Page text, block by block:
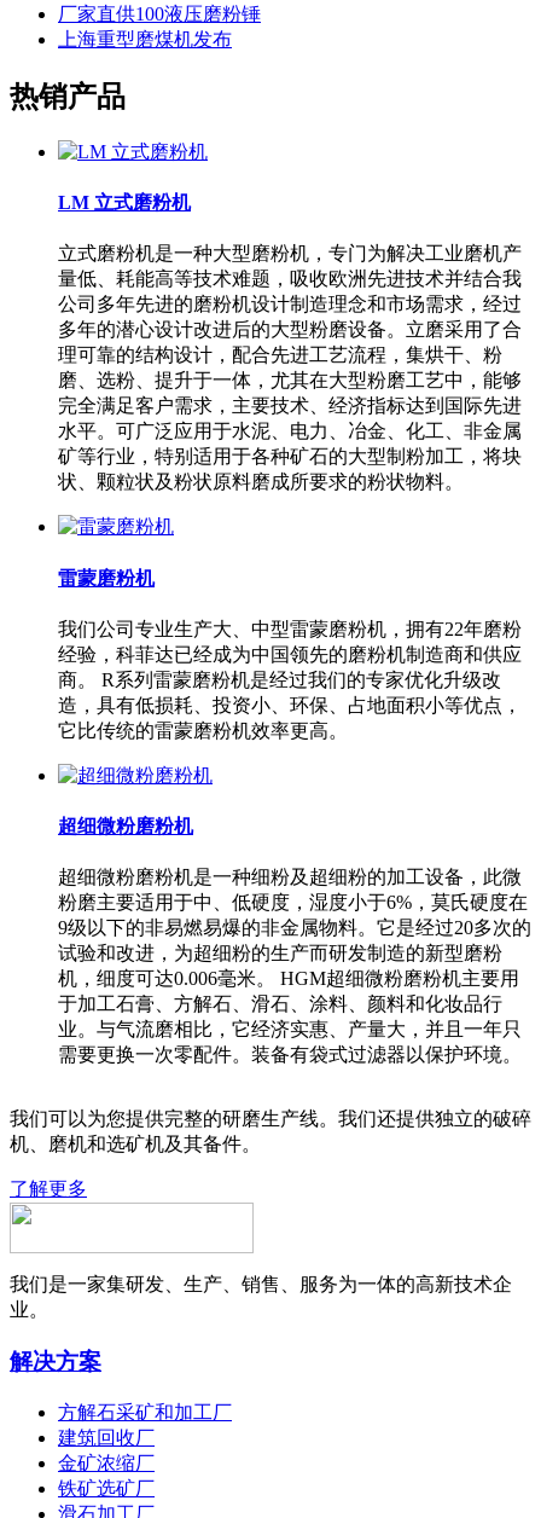
厂家直供100液压磨粉锤
上海重型磨煤机发布
热销产品
LM 立式磨粉机
立式磨粉机是一种大型磨粉机，专门为解决工业磨机产
量低、耗能高等技术难题，吸收欧洲先进技术并结合我
公司多年先进的磨粉机设计制造理念和市场需求，经过
多年的潜心设计改进后的大型粉磨设备。立磨采用了合
理可靠的结构设计，配合先进工艺流程，集烘干、粉
磨、选粉、提升于一体，尤其在大型粉磨工艺中，能够
完全满足客户需求，主要技术、经济指标达到国际先进
水平。可广泛应用于水泥、电力、冶金、化工、非金属
矿等行业，特别适用于各种矿石的大型制粉加工，将块
状、颗粒状及粉状原料磨成所要求的粉状物料。
雷蒙磨粉机
我们公司专业生产大、中型雷蒙磨粉机，拥有22年磨粉
经验，科菲达已经成为中国领先的磨粉机制造商和供应
商。 R系列雷蒙磨粉机是经过我们的专家优化升级改
造，具有低损耗、投资小、环保、占地面积小等优点，
它比传统的雷蒙磨粉机效率更高。
超细微粉磨粉机
超细微粉磨粉机是一种细粉及超细粉的加工设备，此微
粉磨主要适用于中、低硬度，湿度小于6%，莫氏硬度在
9级以下的非易燃易爆的非金属物料。它是经过20多次的
试验和改进，为超细粉的生产而研发制造的新型磨粉
机，细度可达0.006毫米。 HGM超细微粉磨粉机主要用
于加工石膏、方解石、滑石、涂料、颜料和化妆品行
业。与气流磨相比，它经济实惠、产量大，并且一年只
需要更换一次零配件。装备有袋式过滤器以保护环境。
我们可以为您提供完整的研磨生产线。我们还提供独立的破碎
机、磨机和选矿机及其备件。
了解更多
我们是一家集研发、生产、销售、服务为一体的高新技术企
业。
解决方案
方解石采矿和加工厂
建筑回收厂
金矿浓缩厂
铁矿选矿厂
滑石加工厂